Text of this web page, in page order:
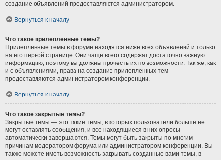
создание объявлений предоставляются администратором.
Вернуться к началу
Что такое прилепленные темы?
Прилепленные темы в форуме находятся ниже всех объявлений и только
на его первой странице. Они чаще всего содержат достаточно важную
информацию, поэтому вы должны прочесть их по возможности. Так же, как
и с объявлениями, права на создание прилепленных тем
предоставляются администратором конференции.
Вернуться к началу
Что такое закрытые темы?
Закрытые темы — это такие темы, в которых пользователи больше не
могут оставлять сообщения, и все находящиеся в них опросы
автоматически завершаются. Темы могут быть закрыты по многим
причинам модератором форума или администратором конференции. Вы
также можете иметь возможность закрывать созданные вами темы, в